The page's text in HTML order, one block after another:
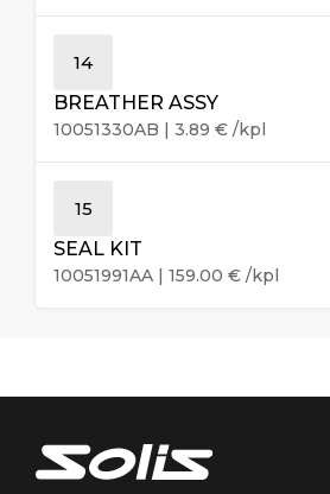
14
BREATHER ASSY
10051330AB | 3.89 € /kpl
15
SEAL KIT
10051991AA | 159.00 € /kpl